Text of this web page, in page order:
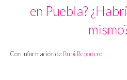
en Puebla?
Con información de Rupi Reportero